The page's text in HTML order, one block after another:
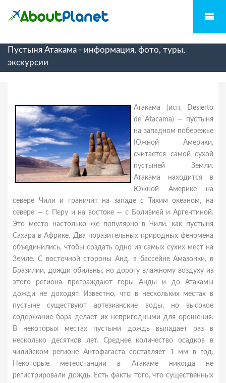
Пустыня Атакама - информация, фото, туры,
экскурсии
Атакама (исп. Desierto
de Atacama) — пустыня
на западном побережье
Южной Америки,
считается самой сухой
пустыней Земли.
Атакама находится в
Южной Америке на
севере Чили и граничит на западе с Тихим океаном, на
севере — с Перу и на востоке — с Боливией и Аргентиной.
Это место настолько же популярно в Чили, как пустыня
Сахара в Африке. Два поразительных природных феномена
объединились, чтобы создать одно из самых сухих мест на
Земле. С восточной стороны Анд, в бассейне Амазонки, в
Бразилии, дожди обильны, но дорогу влажному воздуху из
этого региона преграждают горы Анды и до Атакамы
дожди не доходят. Известно, что в нескольких местах в
пустыне существуют артезианские воды, но высокое
содержание бора делает их непригодными для орошения.
В некоторых местах пустыни дождь выпадает раз в
несколько десятков лет. Среднее количество осадков в
чилийском регионе Антофагаста составляет 1 мм в год.
Некоторые метеостанции в Атакаме никогда не
регистрировали дождь. Есть факты того, что существенных